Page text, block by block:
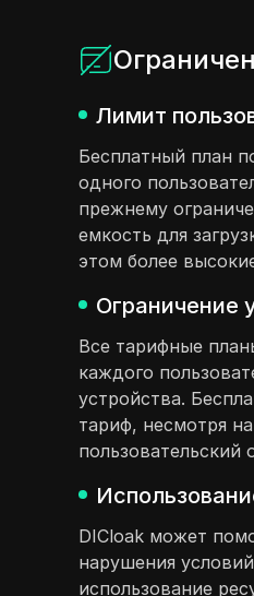
Лимит
Бесплатный план
одного
прежнему
емкость для
этом более
Ограничение
Все тарифные
каждого
устройства.
тариф, несмотря
пользовательский
DICloak может
нарушения
использование